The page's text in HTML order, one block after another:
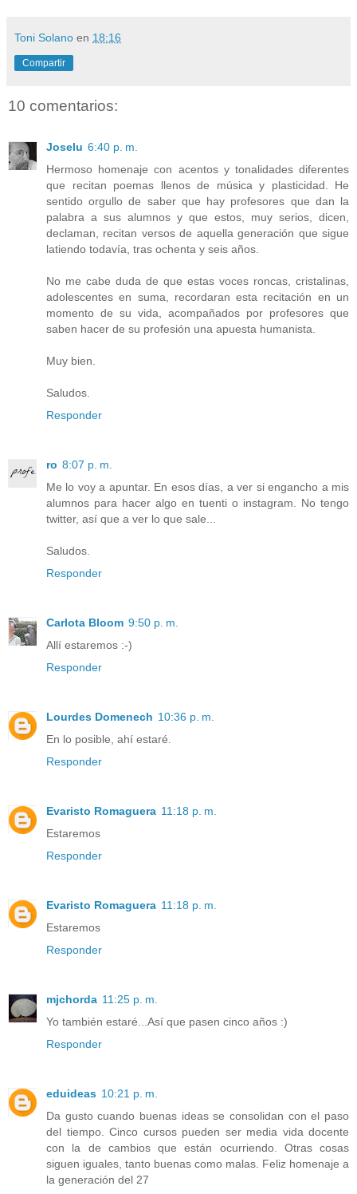
Toni Solano en 18:16
Compartir
10 comentarios:
Joselu 6:40 p. m.
Hermoso homenaje con acentos y tonalidades diferentes
que recitan poemas llenos de música y plasticidad. He
sentido orgullo de saber que hay profesores que dan la
palabra a sus alumnos y que estos, muy serios, dicen,
declaman, recitan versos de aquella generación que sigue
latiendo todavía, tras ochenta y seis años.
No me cabe duda de que estas voces roncas, cristalinas,
adolescentes en suma, recordaran esta recitación en un
momento de su vida, acompañados por profesores que
saben hacer de su profesión una apuesta humanista.
Muy bien.
Saludos.
Responder
ro 8:07 p. m.
Me lo voy a apuntar. En esos días, a ver si engancho a mis
alumnos para hacer algo en tuenti o instagram. No tengo
twitter, así que a ver lo que sale...
Saludos.
Responder
Carlota Bloom 9:50 p. m.
Allí estaremos :-)
Responder
Lourdes Domenech 10:36 p. m.
En lo posible, ahí estaré.
Responder
Evaristo Romaguera 11:18 p. m.
Estaremos
Responder
Evaristo Romaguera 11:18 p. m.
Estaremos
Responder
mjchorda 11:25 p. m.
Yo también estaré...Así que pasen cinco años :)
Responder
eduideas 10:21 p. m.
Da gusto cuando buenas ideas se consolidan con el paso
del tiempo. Cinco cursos pueden ser media vida docente
con la de cambios que están ocurriendo. Otras cosas
siguen iguales, tanto buenas como malas. Feliz homenaje a
la generación del 27